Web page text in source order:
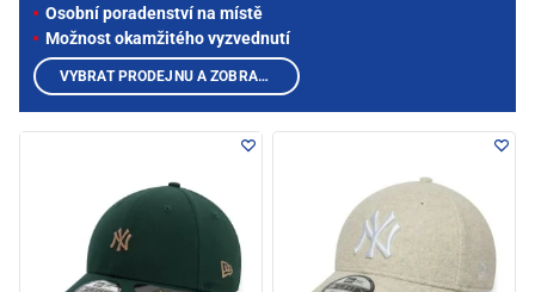
Osobní poradenství na místě
Možnost okamžitého vyzvednutí
VYBRAT PRODEJNU A ZOBRAZIT PRODUKTY